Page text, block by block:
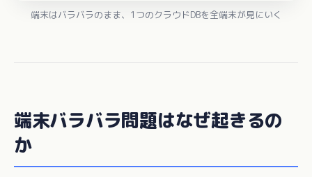
端末はバラバラのまま、1つのクラウドDBを全端末が見にいく
端末バラバラ問題はなぜ起きるの
か